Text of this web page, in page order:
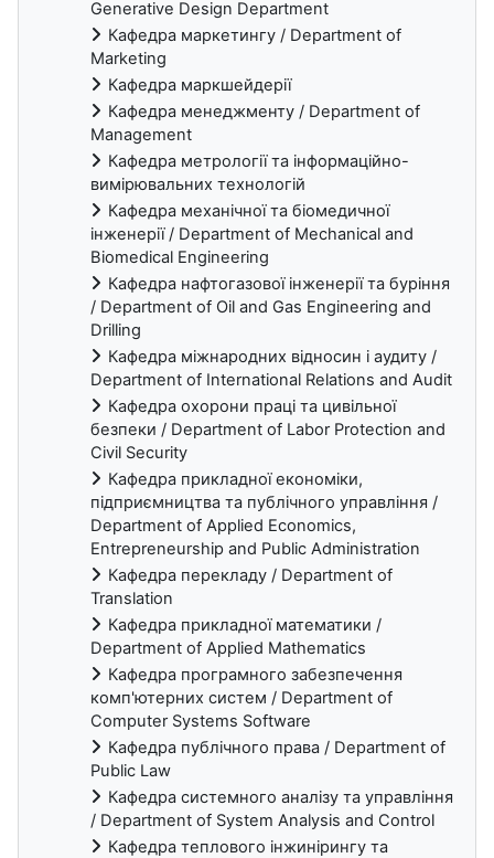
Generative Design Department
Кафедра маркетингу / Department of
Marketing
Кафедра маркшейдерії
Кафедра менеджменту / Department of
Management
Кафедра метрології та інформаційно-
вимірювальних технологій
Кафедра механічної та біомедичної
інженерії / Department of Mechanical and
Biomedical Engineering
Кафедра нафтогазової інженерії та буріння
/ Department of Oil and Gas Engineering and
Drilling
Кафедра міжнародних відносин і аудиту /
Department of International Relations and Audit
Кафедра охорони праці та цивільної
безпеки / Department of Labor Protection and
Civil Security
Кафедра прикладної економіки,
підприємництва та публічного управління /
Department of Applied Economics,
Entrepreneurship and Public Administration
Кафедра перекладу / Department of
Translation
Кафедра прикладної математики /
Department of Applied Mathematics
Кафедра програмного забезпечення
комп'ютерних систем / Department of
Computer Systems Software
Кафедра публічного права / Department of
Public Law
Кафедра системного аналізу та управління
/ Department of System Analysis and Control
Кафедра теплового інжинірингу та